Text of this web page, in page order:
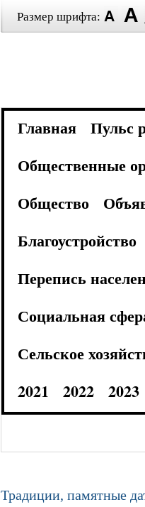
Размер шрифта:
Главная Пульс
Общественные
Общество
Благоустройство
Перепись
Социальная
Сельское
2021
2022 2023
Традиции, памятные